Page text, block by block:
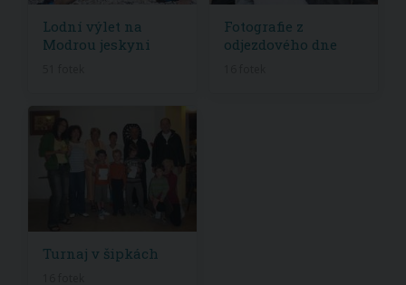
Lodní výlet na
Modrou jeskyni
Fotografie z
odjezdového dne
Turnaj v šipkách